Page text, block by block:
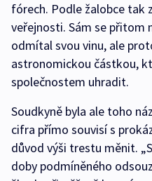
fórech. Podle žalobce tak
veřejnosti. Sám se přitom
odmítal svou vinu, ale
astronomickou částkou,
společnostem uhradit.
Soudkyně byla ale toho
cifra přímo souvisí s
důvod výši trestu měnit.
doby podmíněného